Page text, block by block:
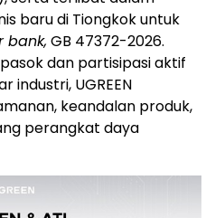
baru di Tiongkok untuk
bank, GB 47372-2026.
dan partisipasi aktif
industri, UGREEN
keandalan produk,
perangkat daya